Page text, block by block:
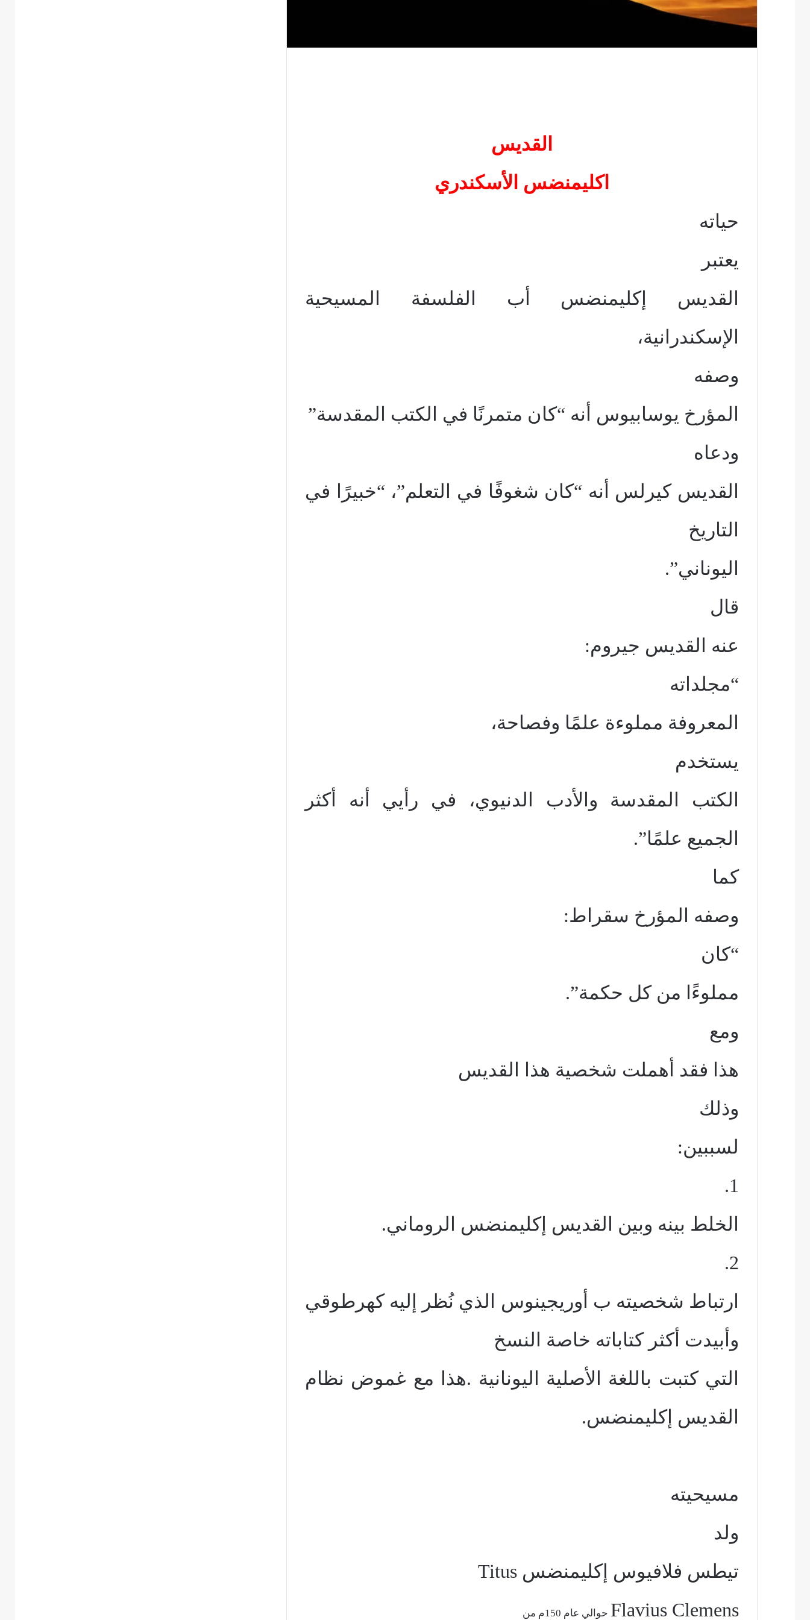
القديس
اكليمنضس الأسكندري
حياته
يعتبر
القديس إكليمنضس أب الفلسفة المسيحية
الإسكندرانية،
وصفه
المؤرخ يوسابيوس أنه “كان متمرنًا في الكتب المقدسة”
ودعاه
القديس كيرلس أنه “كان شغوفًا في التعلم”، “خبيرًا في
التاريخ
اليوناني”.
قال
عنه القديس جيروم:
“مجلداته
المعروفة مملوءة علمًا وفصاحة،
يستخدم
الكتب المقدسة والأدب الدنيوي، في رأيي أنه أكثر
الجميع علمًا”.
كما
وصفه المؤرخ سقراط:
“كان
مملوءًا من كل حكمة”.
ومع
هذا فقد أهملت شخصية هذا القديس
وذلك
لسببين:
1.
الخلط بينه وبين القديس إكليمنضس الروماني.
2.
ارتباط شخصيته ب أوريجينوس الذي نُظر إليه كهرطوقي
وأبيدت أكثر كتاباته خاصة النسخ
التي كتبت باللغة الأصلية اليونانية .هذا مع غموض نظام
القديس إكليمنضس.
مسيحيته
ولد
تيطس فلافيوس إكليمنضس Titus
Flavius Clemens حوالي عام 150م من